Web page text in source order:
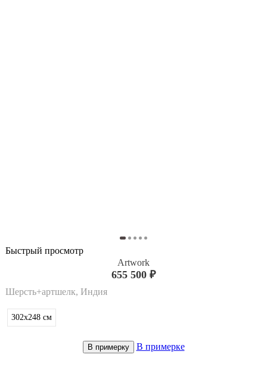
Быстрый просмотр
Artwork
655 500 ₽
Шерсть+артшелк, Индия
302x248 см
В примерку В примерке